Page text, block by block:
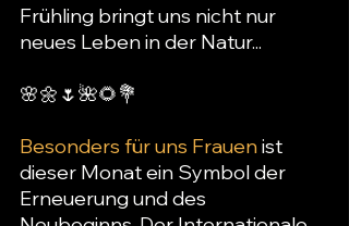
Frühling bringt uns nicht nur
neues Leben in der Natur...
🌸🌼🌷🌺🌻💐
Besonders für uns Frauen ist
dieser Monat ein Symbol der
Erneuerung und des